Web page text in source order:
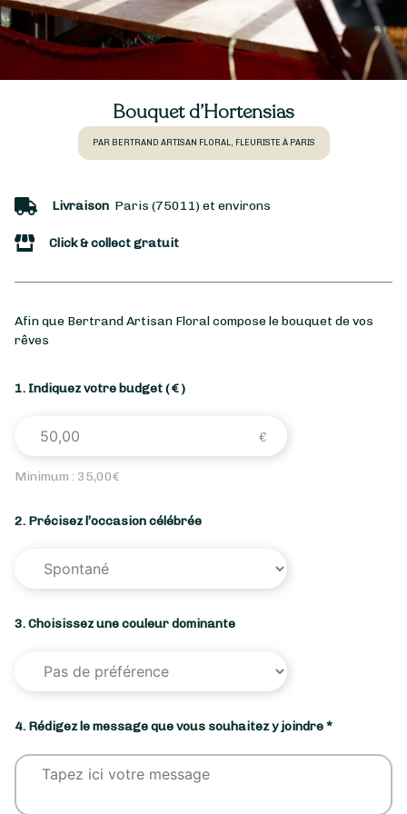
Bouquet d’Hortensias
PAR BERTRAND ARTISAN FLORAL, FLEURISTE À PARIS
Livraison Paris (75011) et environs
Click & collect gratuit
Afin que Bertrand Artisan Floral compose le bouquet de vos
rêves
1. Indiquez votre budget( € )
Minimum : 35,00€
2. Précisez l’occasion célébrée
3. Choisissez une couleur dominante
4. Rédigez le message que vous souhaitez y joindre *